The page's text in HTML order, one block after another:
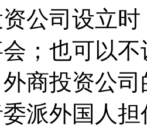
公司设立
；也可以
商投资公
派外国人